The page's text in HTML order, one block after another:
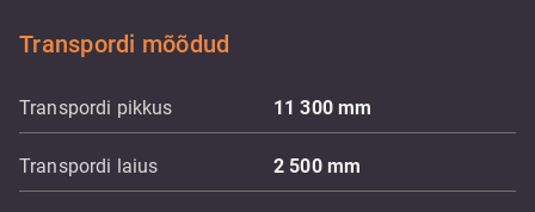
Transpordi mõõdud
Transpordi pikkus 11 300mm
Transpordi laius 2 500 mm